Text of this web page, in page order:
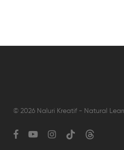
© 2026 Naluri Kreatif - Natural
facebookyoutubeinstagram
tiktok threads